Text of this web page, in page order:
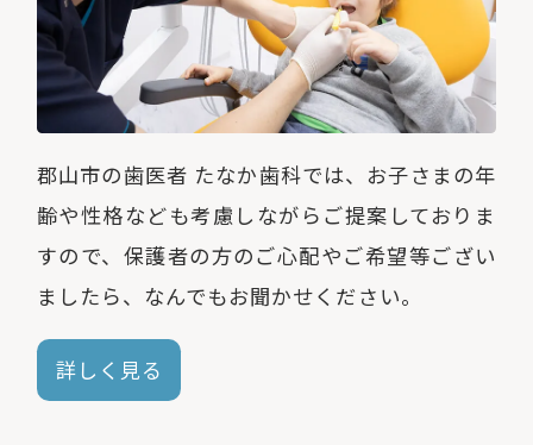
郡山市の歯医者 たなか歯科では、お子さまの年
齢や性格なども考慮しながらご提案しておりま
すので、保護者の方のご心配やご希望等ござい
ましたら、なんでもお聞かせください。
詳しく見る